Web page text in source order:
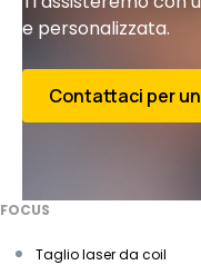
FOCUS
Taglio laser da coil
e personalizzata.
Contattaci per